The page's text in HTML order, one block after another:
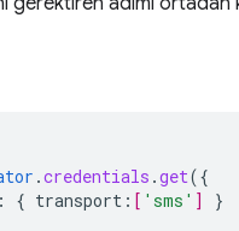
.credentials .get({
: { transport : [ 'sms' ]
}